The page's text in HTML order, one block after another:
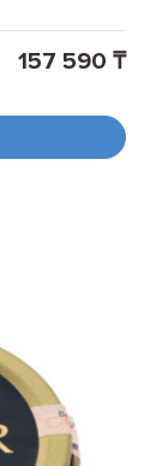
157 590 ₸